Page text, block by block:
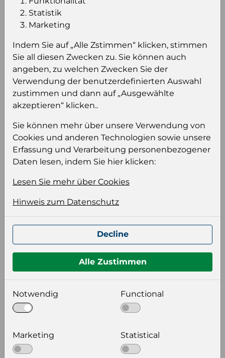
Einloggen um den Preis zu
sehen
Sie müssen eingeloggt sein, um Preise zu
sehen und/oder dieses Produkt zu kaufen.
Einloggen Anmeldung für B2B Konto
Produktinformation
Ihre Produktdatei aus
Sprache
Format auswählen
Bildeinstellungen
Bildauflösung
Statistik
Marketing
Indem Sie auf „Alle Zstimmen“ klicken, stimmen
Sie all diesen Zwecken zu. Sie können auch
angeben, zu welchen Zwecken Sie der
Verwendung der benutzerdefinierten Auswahl
zustimmen und dann auf „Ausgewählte
akzeptieren“ klicken..
Sie können mehr über unsere Verwendung von
Cookies und anderen Technologien sowie unsere
Erfassung und Verarbeitung personenbezogener
Daten lesen, indem Sie hier klicken:
Lesen Sie mehr über Cookies
Hinweis zum Datenschutz
Decline
Alle Zustimmen
Notwendig Functional
Marketing Statistical